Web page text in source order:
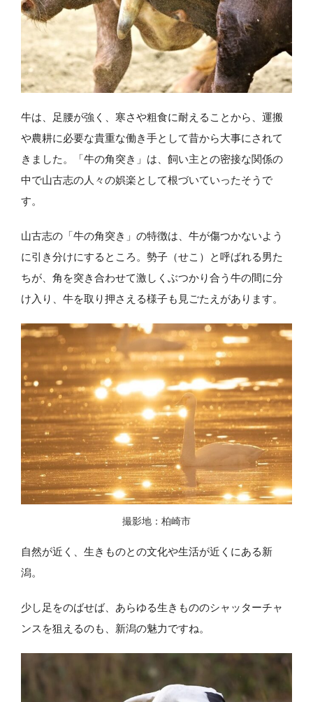
牛は、足腰が強く、寒さや粗食に耐えることから、運搬
や農耕に必要な貴重な働き手として昔から大事にされて
きました。「牛の角突き」は、飼い主との密接な関係の
中で山古志の人々の娯楽として根づいていったそうで
す。
山古志の「牛の角突き」の特徴は、牛が傷つかないよう
に引き分けにするところ。勢子（せこ）と呼ばれる男た
ちが、角を突き合わせて激しくぶつかり合う牛の間に分
け入り、牛を取り押さえる様子も見ごたえがあります。
撮影地：柏崎市
自然が近く、生きものとの文化や生活が近くにある新
潟。
少し足をのばせば、あらゆる生きもののシャッターチャ
ンスを狙えるのも、新潟の魅力ですね。